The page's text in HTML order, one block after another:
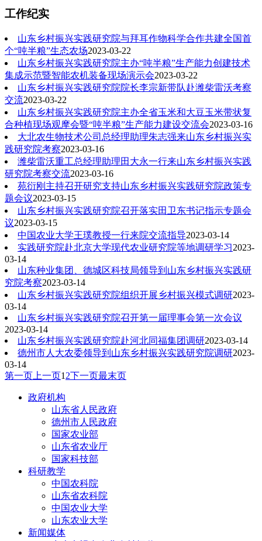
工作纪实
山东乡村振兴实践研究院与拜耳作物科学合作共建全国首
个“吨半粮”生态农场2023-03-22
山东乡村振兴实践研究院主办“吨半粮”生产能力创建技术
集成示范暨智能农机装备现场演示会2023-03-22
山东乡村振兴实践研究院院长李宗新带队赴潍柴雷沃考察
交流2023-03-22
山东乡村振兴实践研究院主办全省玉米和大豆玉米带状复
合种植现场观摩会暨“吨半粮”生产能力建设交流会2023-03-16
大北农生物技术公司总经理助理朱志强来山东乡村振兴实
践研究院考察2023-03-16
潍柴雷沃重工总经理助理田大永一行来山东乡村振兴实践
研究院考察交流2023-03-16
苑衍刚主持召开研究支持山东乡村振兴实践研究院政策专
题会议2023-03-15
山东乡村振兴实践研究院召开落实田卫东书记指示专题会
议2023-03-15
中国农业大学王璞教授一行来院交流指导2023-03-14
实践研究院赴北京大学现代农业研究院等地调研学习2023-
03-14
山东种业集团、德城区科技局领导到山东乡村振兴实践研
究院考察2023-03-14
山东乡村振兴实践研究院组织开展乡村振兴模式调研2023-
03-14
山东乡村振兴实践研究院召开第一届理事会第一次会议
2023-03-14
山东乡村振兴实践研究院赴河北同福集团调研2023-03-14
德州市人大农委领导到山东乡村振兴实践研究院调研2023-
03-14
第一页 上一页1 2下一页最末页
政府机构
山东省人民政府
德州市人民政府
国家农业部
山东省农业厅
国家科技部
科研教学
中国农科院
山东省农科院
中国农业大学
山东农业大学
新闻媒体